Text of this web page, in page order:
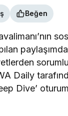
Beğen
Daily
Dive’